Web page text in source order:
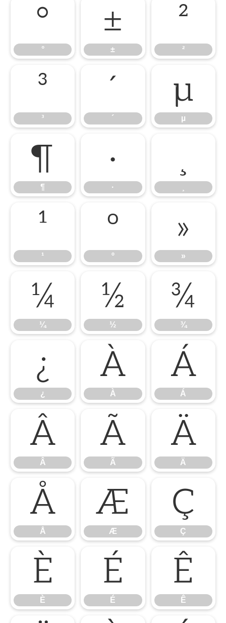
°
°
±
±
²
²
³
³
´
´
µ
µ
¶
¶
·
·
¹
¹
º
º
»
»
¼
¼
½
½
¾
¾
¿
¿
À
À
Á
Á
Â
Â
Ã
Ã
Ä
Ä
Å
Å
Æ
Æ
Ç
Ç
È
È
É
É
Ê
Ê